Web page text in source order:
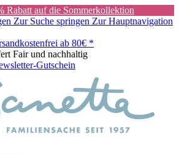
auf die Sommerkollektion
Zur Suche springen Zur Hauptnavigation
ab 80€ *
Fair und nachhaltig
Gutschein